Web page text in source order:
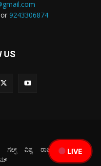
LIVE
9243306874
US
ಗಲ್ಫ್ ವಿಶ್ವ ರಾಜಕೀಯ
ಕ್ರೀಡೆ